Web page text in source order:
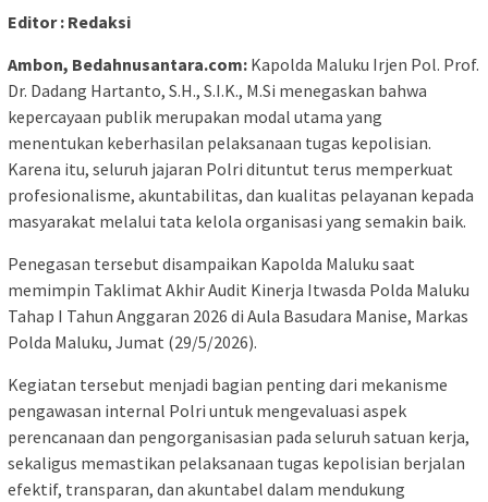
Editor : Redaksi
Ambon, Bedahnusantara.com: Kapolda Maluku Irjen Pol. Prof.
Dr. Dadang Hartanto, S.H., S.I.K., M.Si menegaskan bahwa
kepercayaan publik merupakan modal utama yang
menentukan keberhasilan pelaksanaan tugas kepolisian.
Karena itu, seluruh jajaran Polri dituntut terus memperkuat
profesionalisme, akuntabilitas, dan kualitas pelayanan kepada
masyarakat melalui tata kelola organisasi yang semakin baik.
Penegasan tersebut disampaikan Kapolda Maluku saat
memimpin Taklimat Akhir Audit Kinerja Itwasda Polda Maluku
Tahap I Tahun Anggaran 2026 di Aula Basudara Manise, Markas
Polda Maluku, Jumat (29/5/2026).
Kegiatan tersebut menjadi bagian penting dari mekanisme
pengawasan internal Polri untuk mengevaluasi aspek
perencanaan dan pengorganisasian pada seluruh satuan kerja,
sekaligus memastikan pelaksanaan tugas kepolisian berjalan
efektif, transparan, dan akuntabel dalam mendukung